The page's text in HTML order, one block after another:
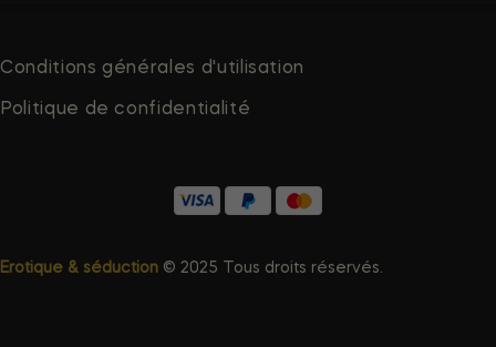
Conditions générales d'utilisation
Politique de confidentialité
Erotique & séduction © 2025 Tous droits réservés.